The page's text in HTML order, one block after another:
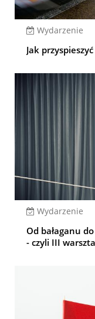
Wydarzenie
Jak
Wydarzenie
Od bałaganu
- czyli III